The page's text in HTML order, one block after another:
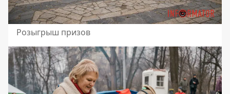
Розыгрыш призов